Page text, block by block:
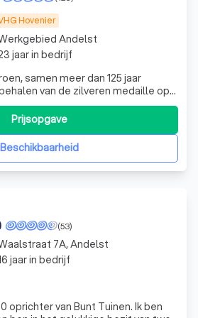
Hovenier
samen meer dan 125 jaar
van de zilveren medaille op
en het afronden van de
Gerard van Gessel in 2003 met
van tuinen en terreinen.
team werde
Beschikbaarheid
Prijsopgave
Andelst
jaar in bedrijf
(53)
oprichter van Bunt Tuinen. Ik ben
7A, Andelst
jaar in bedrijf